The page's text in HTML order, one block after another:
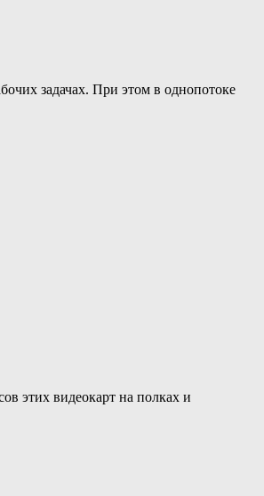
задачах. При этом в однопотоке
этих видеокарт на полках и